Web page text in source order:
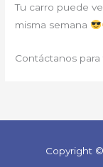
Tu carro puede
misma semana
Contáctanos para
Copyright